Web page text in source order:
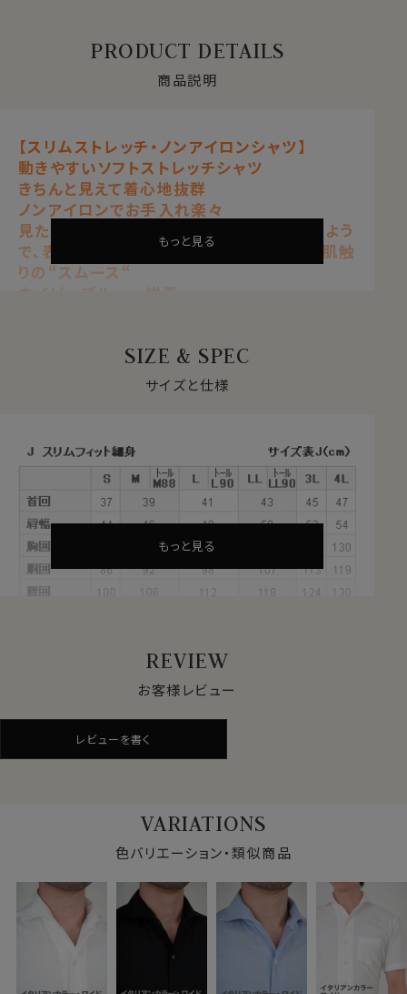
PRODUCT DETAILS
商品説明
【スリムストレッチ・ノンアイロンシャツ】
動きやすいソフトストレッチシャツ
きちんと見えて着心地抜群
ノンアイロンでお手入れ楽々
見た目はワイシャツの定番生地ブロードのよう
で、表も裏も凸凹感の無い非常に滑らかな肌触
りの“スムース“
ネイビーブルー 紺青
【 綿100％・80番手双糸 】
【 ニット・スムース 】
【 長袖 】
●ソフト＆ストレッチでノンストレス
サラッとした肌ざわりと柔らかな着心地。
ナチュラルなストレッチが、動きやすい。
見た目はきちんと見えてスマート、だけど着心地は楽でリ
ラックス。
オールシーズン快適なストレスフリーのシャツ。
●高級スーピマ綿＝CORCORAN（コーコラン）
繊維の長さが通常より長い綿（詳しくは繊維の長さが
28.6mm以上の原綿）を超長綿といいます。
超長綿は世界の綿生産量のたった3％しかない希少性の
このシャツにはスーピマ綿の中でより厳選された高級ス
ーピマ綿＝CORCORAN（コーコラン）のみを使用して、
高級生地で有名なイタリアはALBINI（アルビニ）の関連
会社アルビニアイコットー二社で紡績した高級ニット糸
を使用しています。
今回はスムース編みの32ゲージジャージーコットンをチ
もっと見る
SIZE & SPEC
サイズと仕様
もっと見る
REVIEW
お客様レビュー
レビューを書く
VARIATIONS
色バリエーション・類似商品